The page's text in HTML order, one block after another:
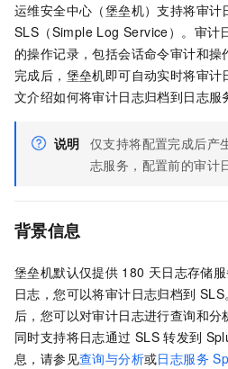
运维安全中心（堡垒机）支持将审计
SLS（Simple Log Service） 。审计
的操作记录，包括会话命令审计和
完成后，堡垒机即可自动实时将审
文介绍如何将审计日志归档到日志服
说明 仅支持将配置完成后产
志服务，配置前的审计
背景信息
堡垒机默认仅提供 180 天日志存储
日志，您可以将审计日志归档到 SLS
后，您可以对审计日志进行查询和分
同时支持将日志通过 SLS 转发到
息，请参见查询与分析或日志服务